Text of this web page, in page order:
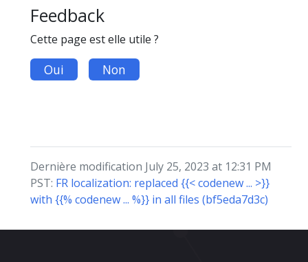
Feedback
Cette page est elle utile ?
Oui Non
Dernière modification July 25, 2023 at 12:31 PM
PST: FR localization: replaced {{< codenew ... >}}
with {{% codenew ... %}} in all files (bf5eda7d3c)